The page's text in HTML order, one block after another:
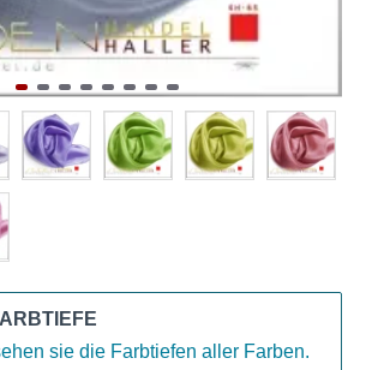
sie die Farbtiefen aller Farben.